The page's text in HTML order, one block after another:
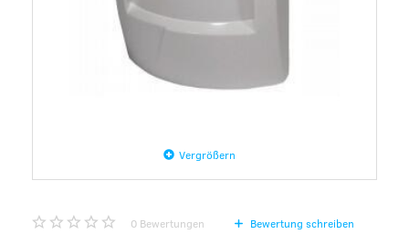
Vergrößern
0 Bewertungen
Bewertung schreiben